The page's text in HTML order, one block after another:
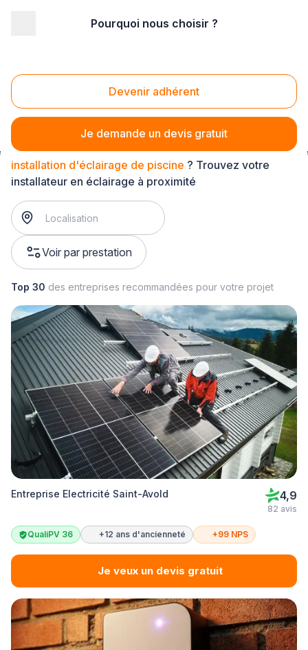
Pourquoi nous choisir ?
Devenir adhérent
Je demande un devis gratuit
Installation d'éclairage de piscine
installation d'éclairage de piscine ? Trouvez votre
installateur en éclairage à proximité
Voir par prestation
Top 30 des entreprises recommandées pour votre projet
Entreprise Electricité Saint-Avold 4,9
82 avis
QualiPV 36 +12 ans d'ancienneté +99 NPS
Je veux un devis gratuit